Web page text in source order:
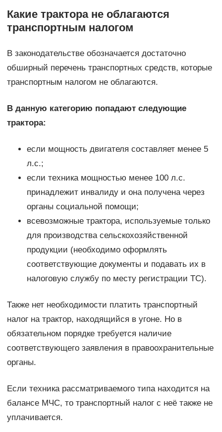
Какие трактора не облагаются
транспортным налогом
В законодательстве обозначается достаточно
обширный перечень транспортных средств, которые
транспортным налогом не облагаются.
В данную категорию попадают следующие
трактора:
если мощность двигателя составляет менее 5
л.с.;
если техника мощностью менее 100 л.с.
принадлежит инвалиду и она получена через
органы социальной помощи;
всевозможные трактора, используемые только
для производства сельскохозяйственной
продукции (необходимо оформлять
соответствующие документы и подавать их в
налоговую службу по месту регистрации ТС).
Также нет необходимости платить транспортный
налог на трактор, находящийся в угоне. Но в
обязательном порядке требуется наличие
соответствующего заявления в правоохранительные
органы.
Если техника рассматриваемого типа находится на
балансе МЧС, то транспортный налог с неё также не
уплачивается.